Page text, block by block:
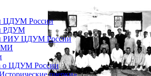
ЦДУМ России
РДУМ
РИУ ЦДУМ России
о ЦДУМ России
очерки»